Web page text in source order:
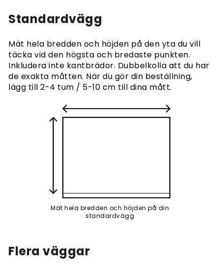
Standardvägg
Mät hela bredden och höjden på den yta du vill
täcka vid den högsta och bredaste punkten.
Inkludera inte kantbrädor. Dubbelkolla att du har
de exakta måtten. När du gör din beställning,
lägg till 2-4 tum / 5-10 cm till dina mått.
Mät hela bredden och höjden på din
standardvägg
Flera väggar